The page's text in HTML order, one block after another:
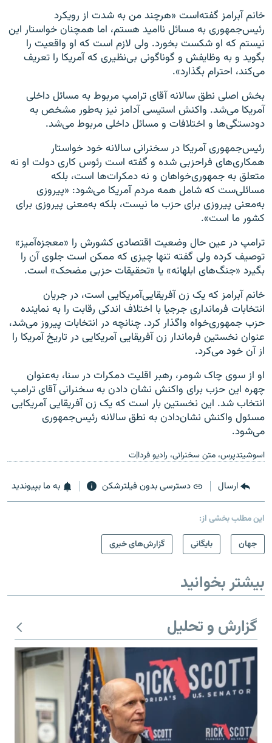
خانم آبرامز گفته‌است «هرچند من به شدت از رویکرد
رئیس‌جمهوری به مسائل ناامید هستم، اما همچنان خواستار این
نیستم که او شکست بخورد. ولی لازم است که او واقعیت را
بگوید و به وظایفش و گوناگونی بی‌نظیری که آمریکا را تعریف
می‌کند، احترام بگذارد».
بخش اصلی نطق سالانه آقای ترامپ مربوط به مسائل داخلی
آمریکا می‌شد. واکنش استیسی آدامز نیز به‌طور مشخص به
دودستگی‌ها و اختلافات و مسائل داخلی مربوط می‌شد.
رئیس‌جمهوری آمریکا در سخنرانی سالانه خود خواستار
همکاری‌های فراحزبی شده و گفته است رئوس کاری دولت او نه
متعلق به جمهوری‌خواهان و نه دمکرات‌ها است، بلکه
مسائلی‌ست که شامل همه مردم آمریکا می‌شود: «پیروزی
به‌معنی پیروزی برای حزب ما نیست، بلکه به‌معنی پیروزی برای
کشور ما است».
ترامپ در عین حال وضعیت اقتصادی کشورش را «معجزه‌آمیز»
توصیف کرده ولی گفته تنها چیزی که ممکن است جلوی آن را
بگیرد «جنگ‌های ابلهانه» یا «تحقیقات حزبی مضحک» است.
خانم آبرامز که یک زن آفریقایی‌آمریکایی است، در جریان
انتخابات فرمانداری جرجیا با اختلاف اندکی رقابت را به نماینده
حزب جمهوری‌خواه واگذار کرد. چنانچه در انتخابات پیروز می‌شد،
عنوان نخستین فرماندار زن آفریقایی آمریکایی در تاریخ آمریکا را
از آن خود می‌کرد.
او از سوی چاک شومر، رهبر اقلیت دمکرات در سنا، به‌عنوان
چهره این حزب برای واکنش نشان دادن به سخنرانی آقای ترامپ
انتخاب شد. این نخستین بار است که یک زن آفریقایی آمریکایی
مسئول واکنش نشان‌دادن به نطق سالانه رئیس‌جمهوری
می‌شود.
اسوشیتدپرس، متن سخنرانی، رادیو فردا|ت
ارسال دسترسی بدون فیلترشکن به ما بپیوندید
این مطلب بخشی از:
جهان
بایگانی گزارش‌های خبری
بیشتر بخوانید
گزارش و تحلیل